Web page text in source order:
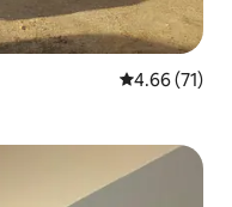
평점 4.66점
4.66 (71)